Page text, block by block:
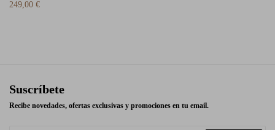
249,00 €
Suscríbete
Recibe novedades, ofertas exclusivas y promociones en tu email.